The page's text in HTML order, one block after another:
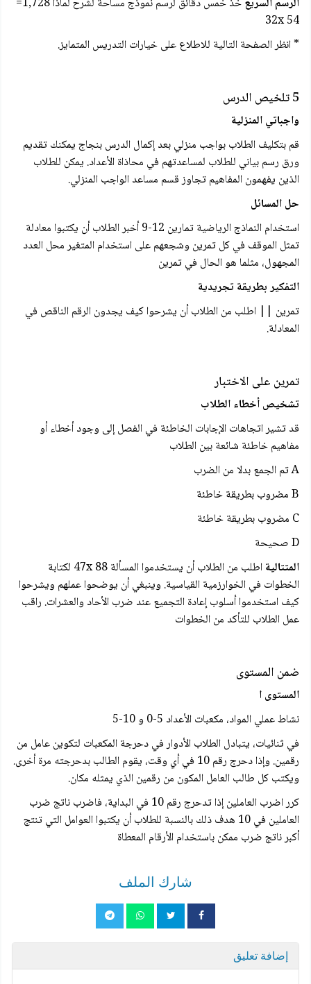
32x 54
* انظر الصفحة التالية للاطلاع على خيارات التدريس المتمایز.
5 تلخيص الدرس
واجباتي المنزلية
قم بتكليف الطلاب بواجب منزلي بعد إكمال الدرس بنجاج يمكنك تقديم
ورق رسم بياني للطلاب لمساعدتهم في محاذاة الأعداد. يمكن للطلاب
الذين يفهمون المفاهيم تجاوز قسم مساعد الواجب المنزلي.
حل المسائل
استخدام النماذج الرياضية تمارين 12-9 أخبر الطلاب أن يكتبوا معادلة
تمثل الموقف في كل تمرين وشجعهم على استخدام المتغير محل العدد
المجهول، مثلما هو الحال في تمرين
التفكير بطريقة تجريدية
تمرين || اطلب من الطلاب أن يشرحوا كيف يجدون الرقم الناقص في
المعادلة.
تمرين على الاختبار
تشخیص أخطاء الطلاب
قد تشير اتجاهات الإجابات الخاطئة في الفصل إلى وجود أخطاء أو
مفاهيم خاطئة شائعة بين الطلاب
A تم الجمع بدلا من الضرب
B مضروب بطريقة خاطئة
C مضروب بطريقة خاطئة
D صحيحة
المتتالية
اطلب من الطلاب أن يستخدموا المسألة 47x 88 لكتابة
الخطوات في الخوارزمية القياسية. وينبغي أن يوضحوا عملهم ويشرحوا
كيف استخدموا أسلوب إعادة التجميع عند ضرب الأحاد والعشرات. راقب
عمل الطلاب للتأكد من الخطوات
ضمن المستوى
المستوى ا
نشاط عملي المواد، مكعبات الأعداد 5-0 و 10-5
في ثنائيات، يتبادل الطلاب الأدوار في دحرجة المكعبات لتكوين عامل من
رقمين. وإذا دحرج رقم 10 في أي وقت، يقوم الطالب بدحرجته مرة أخرى.
ويكتب كل طالب العامل المكون من رقمين الذي يمثله مكان.
کرر اضرب العاملين إذا تدحرج رقم 10 في البداية، فاضرب ناتج ضرب
العاملين في 10 هدف ذلك بالنسبة للطلاب أن يكتبوا العوامل التي تنتج
أكبر ناتج ضرب ممكن باستخدام الأرقام المعطاة
شارك الملف
إضافة تعليق